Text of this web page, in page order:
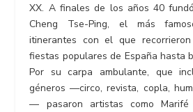
XX. A finales de los años 40
Cheng Tse-Ping, el más
itinerantes con el que
fiestas populares de España hasta
Por su carpa ambulante, que
géneros —circo, revista, copla,
— pasaron artistas como Marifé